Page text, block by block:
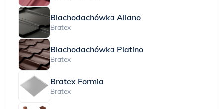
Blachodachówka Allano
Bratex
Blachodachówka Platino
Bratex
Bratex Formia
Bratex